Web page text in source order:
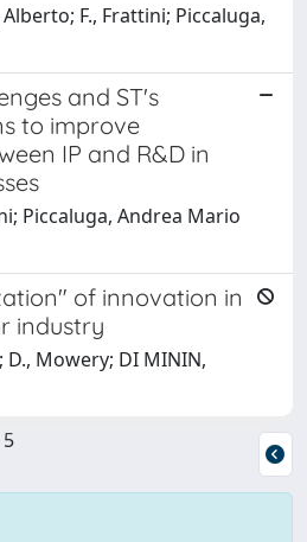
F., Frattini; Piccaluga,
and ST's
to improve
IP and R&D in
Piccaluga, Andrea Mario
of innovation in
industry
D., Mowery; DI MININ,